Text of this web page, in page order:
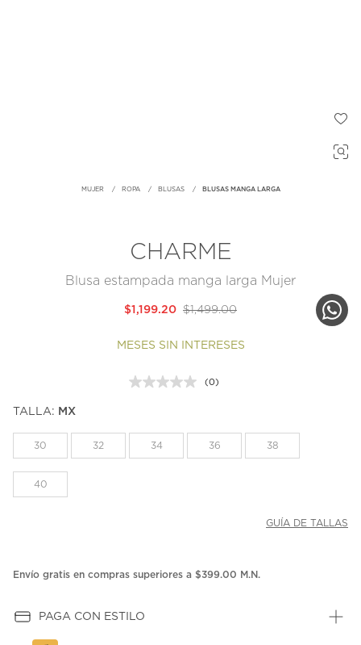
MUJER ROPA BLUSAS BLUSAS MANGA LARGA
CHARME
Blusa estampada manga larga Mujer
$1,499.00
$1,199.20
MESES SIN INTERESES
Sin
la
misma
(0)
TALLA: MX
30 32 34 36 38
40
GUÍA DE TALLAS
Envío gratis en compras superiores a $399.00 M.N.
PAGA CON ESTILO